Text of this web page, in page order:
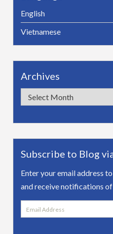
English
Vietnamese
Archives
Archives
Subscribe to Blog
Enter your email address
and receive notifications
Email
Address